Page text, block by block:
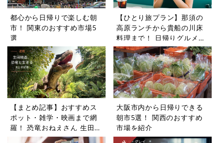
都心から日帰りで楽しむ朝
市！ 関東のおすすめ市場5
選
【ひとり旅プラン】那須の
高原ランチから貴船の川床
料理まで！ 日帰りグルメ旅
5選
【まとめ記事】おすすめス
ポット・雑学・映画まで網
羅！ 恐竜おねえさん 生田晴
香の恐竜コラム9選
大阪市内から日帰りできる
朝市5選！ 関西のおすすめ
市場を紹介